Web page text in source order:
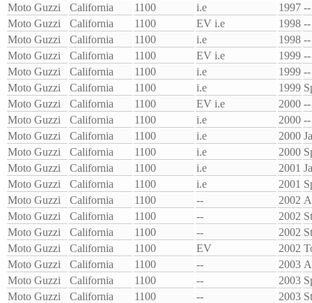
Moto Guzzi
California 1100 i.e 1997 --
Moto Guzzi
California 1100 EV i.e 1998 --
Moto Guzzi
California 1100 i.e 1998 --
Moto Guzzi
California 1100 EV i.e 1999 --
Moto Guzzi
California 1100 i.e 1999 --
Moto Guzzi
California 1100 i.e 1999
Moto Guzzi
California 1100 EV i.e 2000 --
Moto Guzzi
California 1100 i.e 2000 --
Moto Guzzi
California 1100 i.e 2000
Moto Guzzi
California 1100 i.e 2000
Moto Guzzi
California 1100 i.e 2001
Moto Guzzi
California 1100 i.e 2001
Moto Guzzi
California 1100 -- 2002
Moto Guzzi
California 1100 -- 2002
Moto Guzzi
California 1100 -- 2002
Moto Guzzi
California 1100 EV 2002
Moto Guzzi
California 1100 -- 2003
Moto Guzzi
California 1100 -- 2003
Moto Guzzi
California 1100 -- 2003